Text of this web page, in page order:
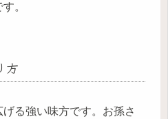
。
方
る強い味方です。お孫さ